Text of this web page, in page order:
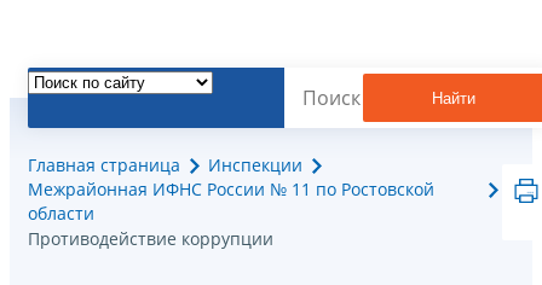
Найти
Главная страница
Инспекции
Межрайонная ИФНС России № 11 по Ростовской
области
Противодействие коррупции